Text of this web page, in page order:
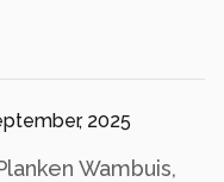
2025
Wambuis,